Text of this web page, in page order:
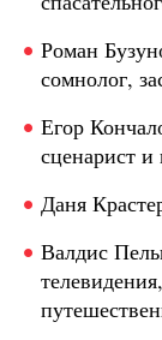
Роман
сомнолог,
Егор
сценарист
Даня
Валдис